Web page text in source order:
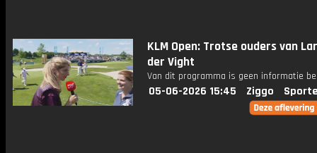
KLM Open: Trotse ouders van
der Vight
Van dit programma is geen informatie
05-06-2026 15:45 Ziggo